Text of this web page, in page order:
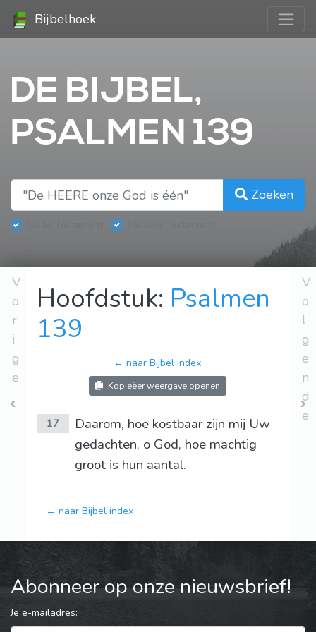
Bijbelhoek
DE BIJBEL,
PSALMEN 139
Zoeken
V
o
r
i
g
e
Hoofdstuk: Psalmen
139
← naar Bijbel index
Kopieëer weergave openen
17
Daarom, hoe kostbaar zijn mij Uw
gedachten, o God, hoe machtig
groot is hun aantal.
← naar Bijbel index
V
o
l
g
e
n
d
e
Abonneer op onze nieuwsbrief!
Je e-mailadres: